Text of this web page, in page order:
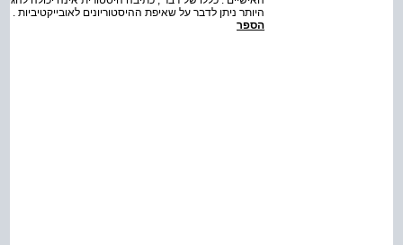
היותר ניתן לדבר על שאיפת ההיסטוריונים לאובייקטיביות .
הספר